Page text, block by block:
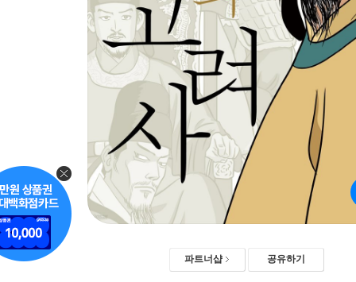
파트너샵 공유하기